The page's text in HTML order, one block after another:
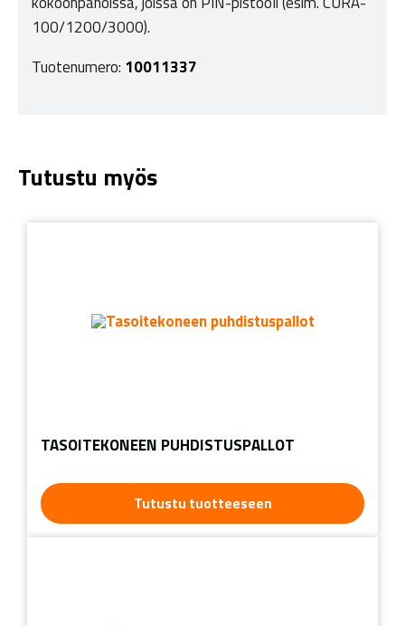
100/1200/3000).
Tuotenumero: 10011337
Tutustu myös
TASOITEKONEEN PUHDISTUSPALLOT
Tutustu tuotteeseen